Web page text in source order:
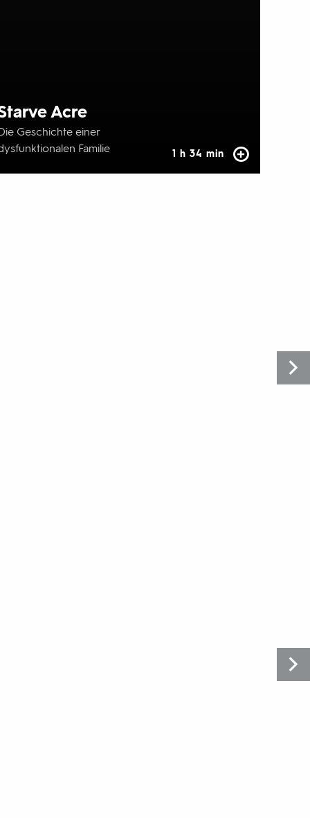
Acre
Geschichte einer
Familie
1 h 34 min